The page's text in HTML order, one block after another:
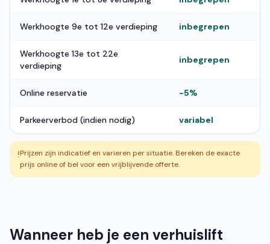
Werkhoogte 9e tot 12e verdieping inbegrepen
Werkhoogte 13e tot 22e
verdieping
inbegrepen
Online reservatie -5%
Parkeerverbod (indien nodig) variabel
!Prijzen zijn indicatief en varieren per situatie. Bereken de exacte
prijs online of bel voor een vrijblijvende offerte.
Wanneer heb je een verhuislift